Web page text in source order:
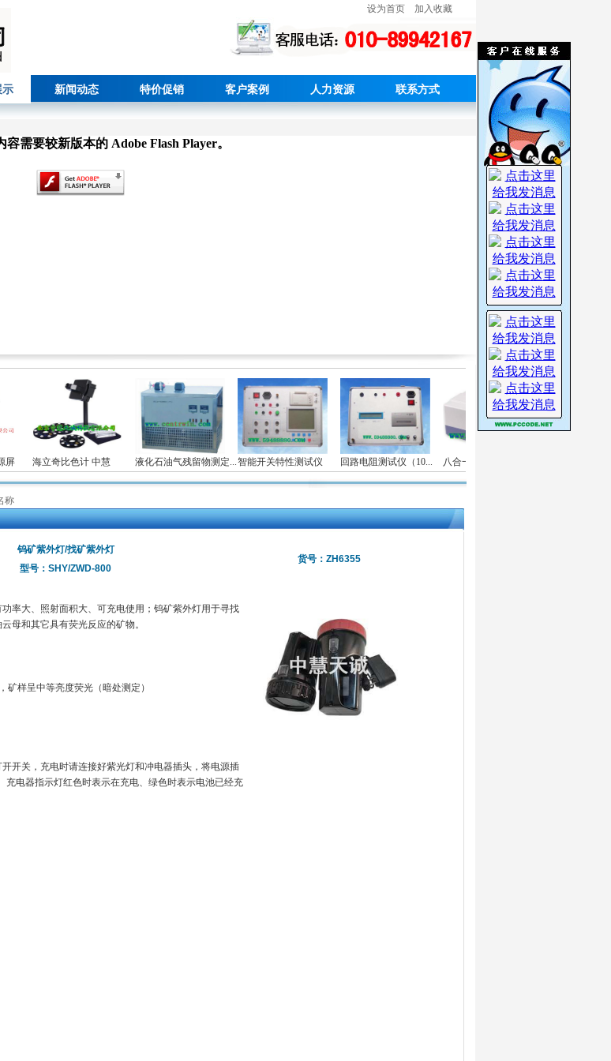
设为首页 加入收藏
示 新闻动态 特价促销 客户案例 人力资源 联系方式
容需要较新版本的 Adobe Flash Player。
海立奇比色计 中慧 液化石油气残留物测定...智能开关特性测试仪 回路电阻测试仪（10... 八合一食品安全快速检...
称
钨矿紫外灯/找矿紫外灯
型号：SHY/ZWD-800
货号：ZH6355
率大、照射面积大、可充电使用；钨矿紫外灯用于寻找
母和其它具有荧光反应的矿物。
矿样呈中等亮度荧光（暗处测定）
开关，充电时请连接好紫光灯和冲电器插头，将电源插
充电器指示灯红色时表示在充电、绿色时表示电池已经充